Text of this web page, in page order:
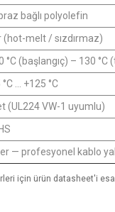
bağlı polyolefin
(hot-melt / sızdırmaz)
°C (başlangıç) – 130 °C
... +125 °C
(UL224 VW-1 uyumlu)
— profesyonel kablo
için ürün datasheet'i esas